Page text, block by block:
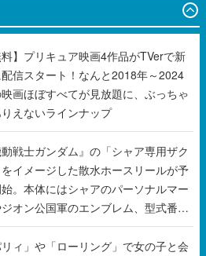
料】プリキュア映画4作品がTVerで新
信スタート！なんと2018年～2024
画ほぼすべてが見放題に、ぶっちゃ
えないラインナップ
動戦士ガンダム』の「シャア専用ザク
イメージした散水ホースリールが予
。本体にはシャアのパーソナルマー
オン公国軍のエンブレム、型式番号
配置
リィ」や「ローリング」で女の子と会